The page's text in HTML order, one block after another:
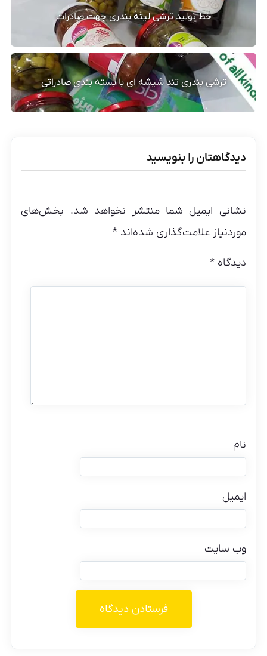
خط تولید ترشی لیته بندری جهت صادرات
ترشی بندری تند شیشه ای با بسته بندی صادراتی
دیدگاهتان را بنویسید
نشانی ایمیل شما منتشر نخواهد شد. بخش‌های
موردنیاز علامت‌گذاری شده‌اند*
دیدگاه*
نام
ایمیل
وب‌ سایت